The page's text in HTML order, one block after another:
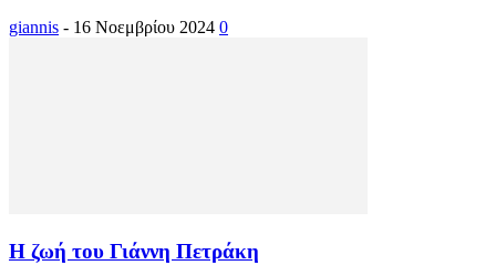
giannis - 16 Νοεμβρίου 2024 0
Η ζωή του Γιάννη Πετράκη